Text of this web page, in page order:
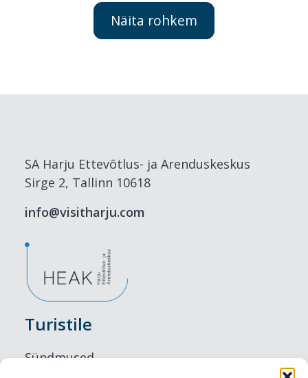
Näita rohkem
SA Harju Ettevõtlus- ja Arenduskeskus
Sirge 2, Tallinn 10618
info@visitharju.com
Turistile
Sündmused